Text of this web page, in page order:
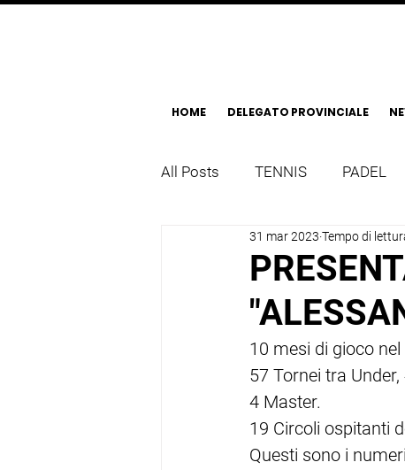
HOME DELEGATO PROVINCIALE
All Posts TENNIS PADEL
31 mar 2023 Tempo di
10 mesi di gioco nel
57 Tornei tra
4 Master.
19 Circoli ospitanti
Questi sono i